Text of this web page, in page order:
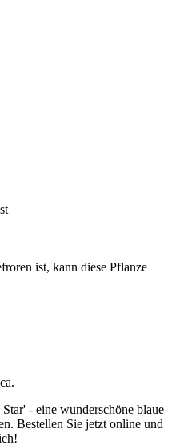
ist, kann diese Pflanze
- eine wunderschöne blaue
Bestellen Sie jetzt online und